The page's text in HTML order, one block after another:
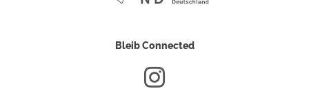
Bleib Connected